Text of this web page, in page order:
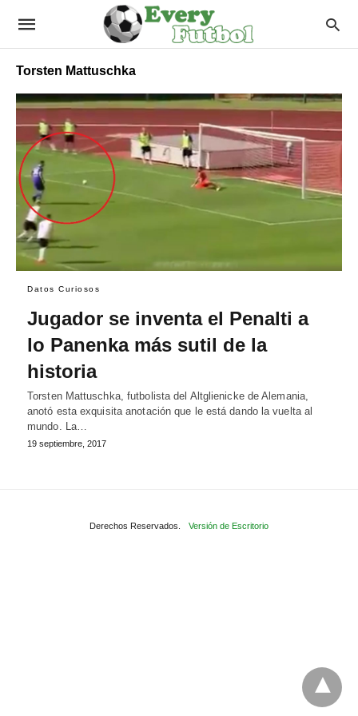
Torsten Mattuschka
Datos Curiosos
Jugador se inventa el Penalti a
lo Panenka más sutil de la
historia
Torsten Mattuschka, futbolista del Altglienicke de Alemania,
anotó esta exquisita anotación que le está dando la vuelta al
mundo. La…
19 septiembre, 2017
Derechos Reservados. Versión de Escritorio